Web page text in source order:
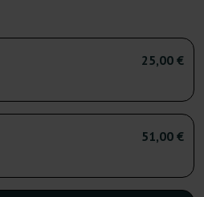
25,00 €
51,00 €